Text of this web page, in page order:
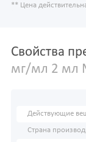
** Цена
Свойства
мг/мл 2 мл
Действующие
Страна